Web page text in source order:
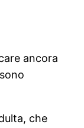
ancora
che